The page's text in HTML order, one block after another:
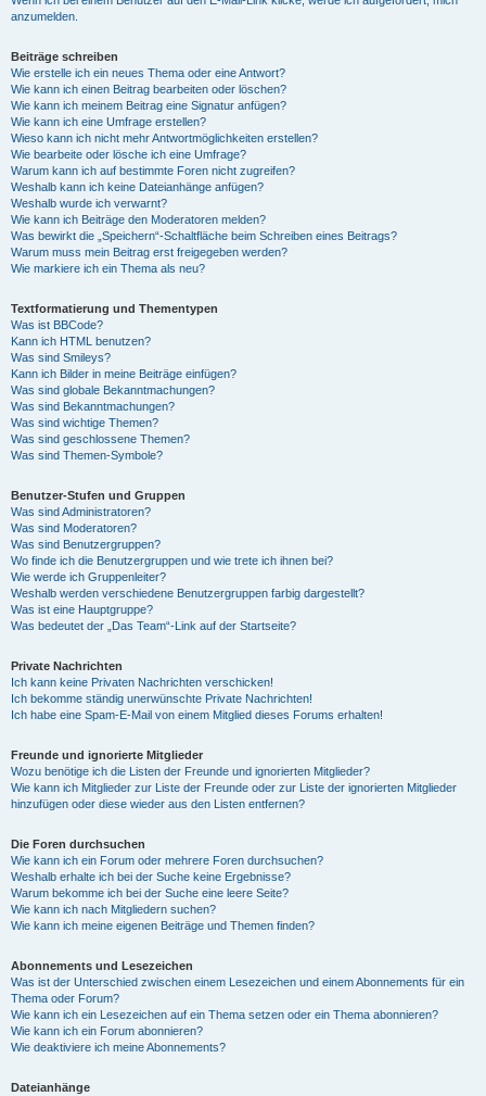
anzumelden.
Beiträge schreiben
Wie erstelle ich ein neues Thema oder eine Antwort?
Wie kann ich einen Beitrag bearbeiten oder löschen?
Wie kann ich meinem Beitrag eine Signatur anfügen?
Wie kann ich eine Umfrage erstellen?
Wieso kann ich nicht mehr Antwortmöglichkeiten erstellen?
Wie bearbeite oder lösche ich eine Umfrage?
Warum kann ich auf bestimmte Foren nicht zugreifen?
Weshalb kann ich keine Dateianhänge anfügen?
Weshalb wurde ich verwarnt?
Wie kann ich Beiträge den Moderatoren melden?
Was bewirkt die „Speichern“-Schaltfläche beim Schreiben eines Beitrags?
Warum muss mein Beitrag erst freigegeben werden?
Wie markiere ich ein Thema als neu?
Textformatierung und Thementypen
Was ist BBCode?
Kann ich HTML benutzen?
Was sind Smileys?
Kann ich Bilder in meine Beiträge einfügen?
Was sind globale Bekanntmachungen?
Was sind Bekanntmachungen?
Was sind wichtige Themen?
Was sind geschlossene Themen?
Was sind Themen-Symbole?
Benutzer-Stufen und Gruppen
Was sind Administratoren?
Was sind Moderatoren?
Was sind Benutzergruppen?
Wo finde ich die Benutzergruppen und wie trete ich ihnen bei?
Wie werde ich Gruppenleiter?
Weshalb werden verschiedene Benutzergruppen farbig dargestellt?
Was ist eine Hauptgruppe?
Was bedeutet der „Das Team“-Link auf der Startseite?
Private Nachrichten
Ich kann keine Privaten Nachrichten verschicken!
Ich bekomme ständig unerwünschte Private Nachrichten!
Ich habe eine Spam-E-Mail von einem Mitglied dieses Forums erhalten!
Freunde und ignorierte Mitglieder
Wozu benötige ich die Listen der Freunde und ignorierten Mitglieder?
Wie kann ich Mitglieder zur Liste der Freunde oder zur Liste der ignorierten Mitglieder
hinzufügen oder diese wieder aus den Listen entfernen?
Die Foren durchsuchen
Wie kann ich ein Forum oder mehrere Foren durchsuchen?
Weshalb erhalte ich bei der Suche keine Ergebnisse?
Warum bekomme ich bei der Suche eine leere Seite?
Wie kann ich nach Mitgliedern suchen?
Wie kann ich meine eigenen Beiträge und Themen finden?
Abonnements und Lesezeichen
Was ist der Unterschied zwischen einem Lesezeichen und einem Abonnements für ein
Thema oder Forum?
Wie kann ich ein Lesezeichen auf ein Thema setzen oder ein Thema abonnieren?
Wie kann ich ein Forum abonnieren?
Wie deaktiviere ich meine Abonnements?
Dateianhänge